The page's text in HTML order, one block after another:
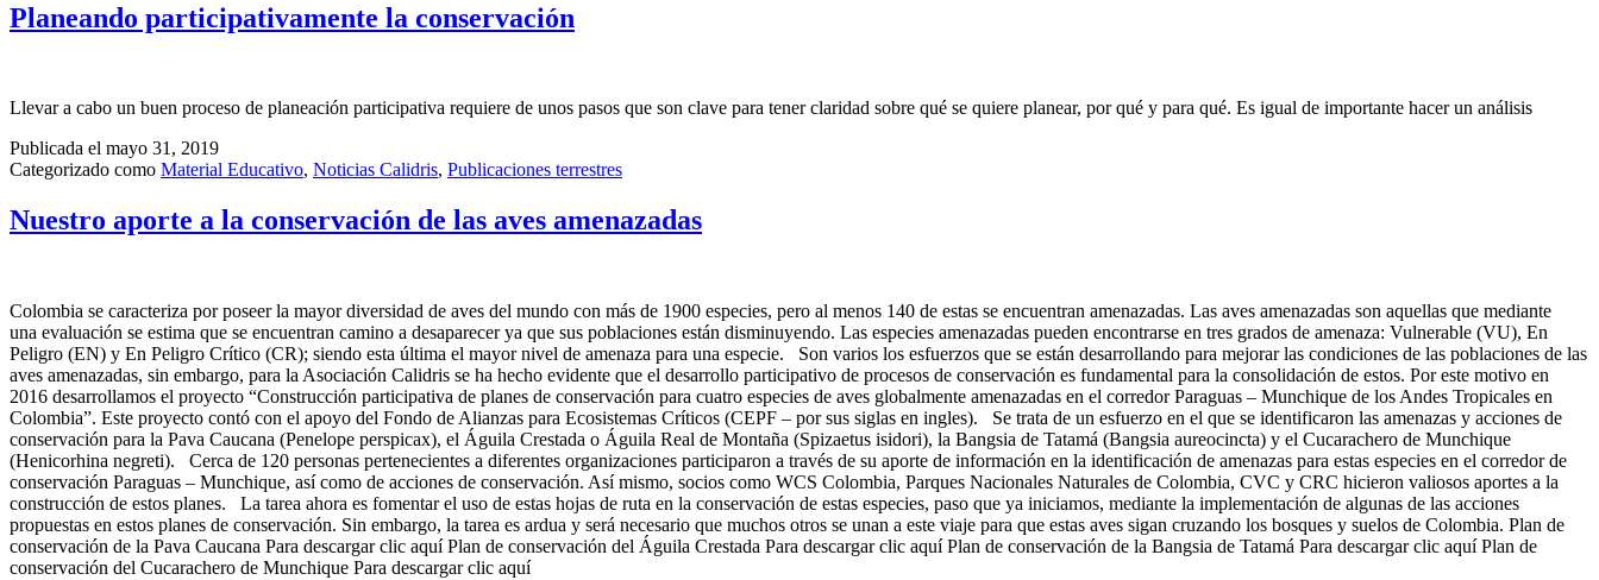
Planeando participativamente la conservación
Llevar a cabo un buen proceso de planeación participativa requiere de unos pasos que son clave para tener claridad sobre qué se quiere planear, por qué y para qué. Es igual de importante hacer un análisis
Publicada el mayo 31, 2019
Categorizado como Material Educativo, Noticias Calidris, Publicaciones terrestres
Nuestro aporte a la conservación de las aves amenazadas
Colombia se caracteriza por poseer la mayor diversidad de aves del mundo con más de 1900 especies, pero al menos 140 de estas se encuentran amenazadas. Las aves amenazadas son aquellas que mediante
una evaluación se estima que se encuentran camino a desaparecer ya que sus poblaciones están disminuyendo. Las especies amenazadas pueden encontrarse en tres grados de amenaza: Vulnerable (VU), En
Peligro (EN) y En Peligro Crítico (CR); siendo esta última el mayor nivel de amenaza para una especie. Son varios los esfuerzos que se están desarrollando para mejorar las condiciones de las poblaciones de las
aves amenazadas, sin embargo, para la Asociación Calidris se ha hecho evidente que el desarrollo participativo de procesos de conservación es fundamental para la consolidación de estos. Por este motivo en
2016 desarrollamos el proyecto “Construcción participativa de planes de conservación para cuatro especies de aves globalmente amenazadas en el corredor Paraguas – Munchique de los Andes Tropicales en
Colombia”. Este proyecto contó con el apoyo del Fondo de Alianzas para Ecosistemas Críticos (CEPF – por sus siglas en ingles). Se trata de un esfuerzo en el que se identificaron las amenazas y acciones de
conservación para la Pava Caucana (Penelope perspicax), el Águila Crestada o Águila Real de Montaña (Spizaetus isidori), la Bangsia de Tatamá (Bangsia aureocincta) y el Cucarachero de Munchique
(Henicorhina negreti). Cerca de 120 personas pertenecientes a diferentes organizaciones participaron a través de su aporte de información en la identificación de amenazas para estas especies en el corredor de
conservación Paraguas – Munchique, así como de acciones de conservación. Así mismo, socios como WCS Colombia, Parques Nacionales Naturales de Colombia, CVC y CRC hicieron valiosos aportes a la
construcción de estos planes. La tarea ahora es fomentar el uso de estas hojas de ruta en la conservación de estas especies, paso que ya iniciamos, mediante la implementación de algunas de las acciones
propuestas en estos planes de conservación. Sin embargo, la tarea es ardua y será necesario que muchos otros se unan a este viaje para que estas aves sigan cruzando los bosques y suelos de Colombia. Plan de
conservación de la Pava Caucana Para descargar clic aquí Plan de conservación del Águila Crestada Para descargar clic aquí Plan de conservación de la Bangsia de Tatamá Para descargar clic aquí Plan de
conservación del Cucarachero de Munchique Para descargar clic aquí